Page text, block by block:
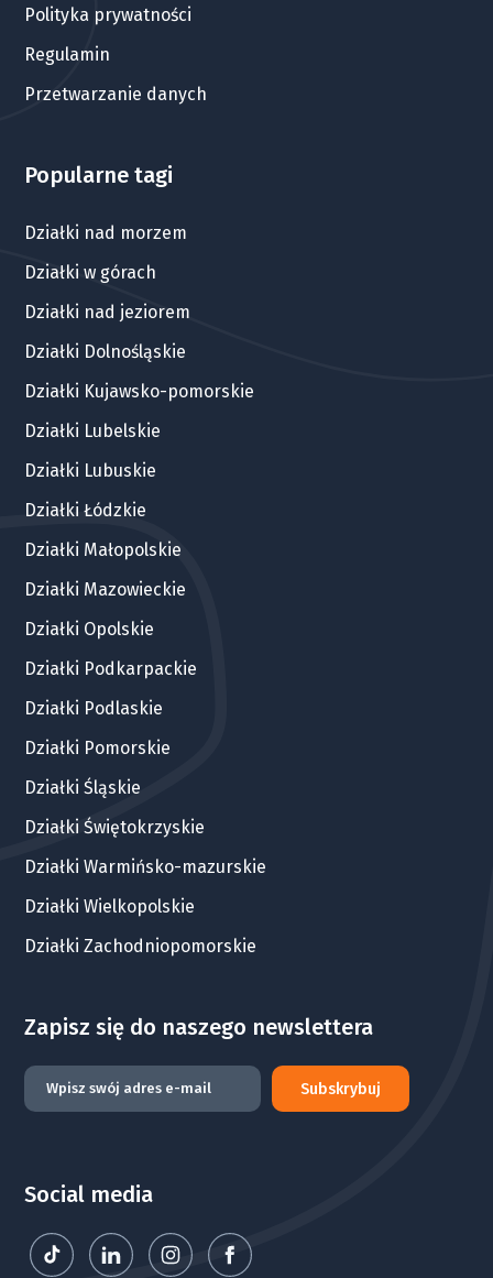
Polityka prywatności
Regulamin
Przetwarzanie danych
Popularne tagi
Działki nad morzem
Działki w górach
Działki nad jeziorem
Działki Dolnośląskie
Działki Kujawsko-pomorskie
Działki Lubelskie
Działki Lubuskie
Działki Łódzkie
Działki Małopolskie
Działki Mazowieckie
Działki Opolskie
Działki Podkarpackie
Działki Podlaskie
Działki Pomorskie
Działki Śląskie
Działki Świętokrzyskie
Działki Warmińsko-mazurskie
Działki Wielkopolskie
Działki Zachodniopomorskie
Zapisz się do naszego newslettera
Subskrybuj
Social media